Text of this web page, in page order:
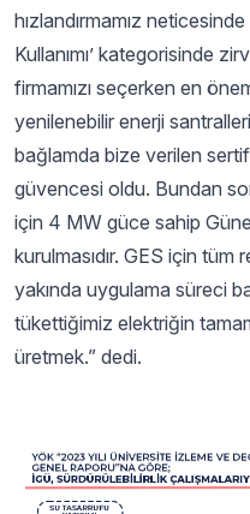
hızlandırmamız
Kullanımı’ kategorisinde
firmamızı seçerken en
yenilenebilir enerji
bağlamda bize verilen
güvencesi oldu. Bundan
için 4 MW güce sahip
kurulmasıdır. GES için tüm
yakında uygulama süreci
tükettiğimiz elektriğin
üretmek.” dedi.